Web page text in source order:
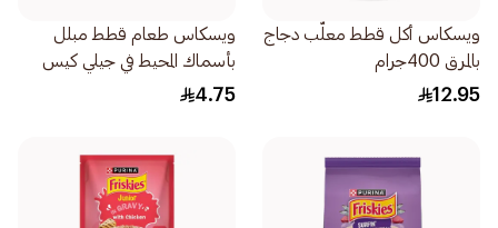
ويسكاس أكل قطط معلّب دجاج
بالمرق 400جرام
12.95
ويسكاس طعام قطط مبلل
بأسماك المحيط في جيلي كيس
80جرام
4.75